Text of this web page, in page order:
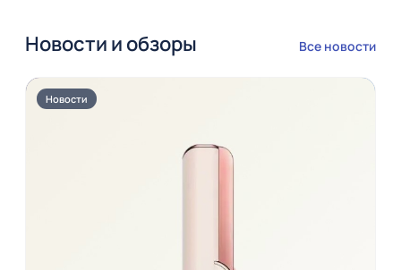
Новости и обзоры Все новости
Новости